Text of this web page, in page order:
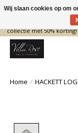
De nieuwe collectie
collectie met 50% korting!
Home / HACKETT
Wij slaan cookies op om